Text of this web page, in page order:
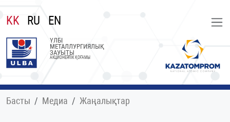
KK RU EN
ҮЛБІ
МЕТАЛЛУРГИЯЛЫҚ
ЗАУЫТЫ
АКЦИОНЕРЛІК ҚОҒАМЫ
Басты Медиа Жаңалықтар